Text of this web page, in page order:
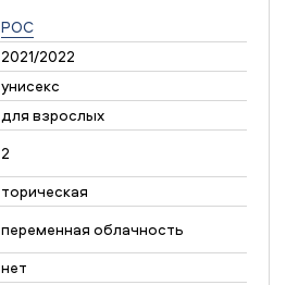
POC
2021/2022
унисекс
для взрослых
2
торическая
переменная облачность
нет